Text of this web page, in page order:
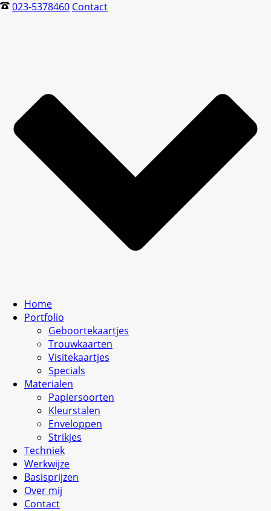
023-5378460 Contact
Home
Portfolio
Geboortekaartjes
Trouwkaarten
Visitekaartjes
Specials
Materialen
Papiersoorten
Kleurstalen
Enveloppen
Strikjes
Techniek
Werkwijze
Basisprijzen
Over mij
Contact